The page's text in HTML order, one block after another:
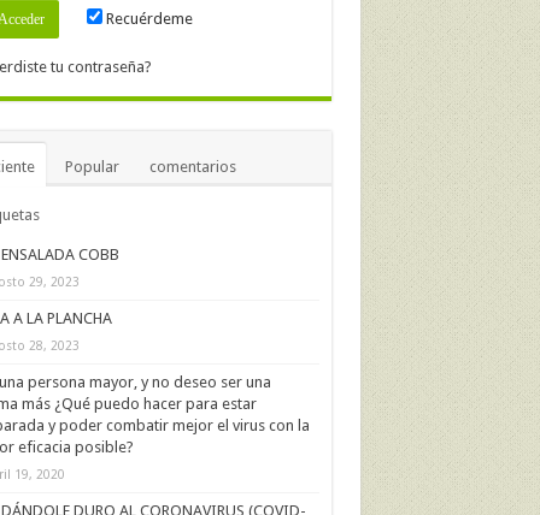
Recuérdeme
tu contraseña?
Popular comentarios
ENSALADA COBB
29, 2023
A LA PLANCHA
28, 2023
persona mayor, y no deseo ser una
más ¿Qué puedo hacer para estar
y poder combatir mejor el virus con la
eficacia posible?
19, 2020
DÁNDOLE DURO AL CORONAVIRUS (COVID-